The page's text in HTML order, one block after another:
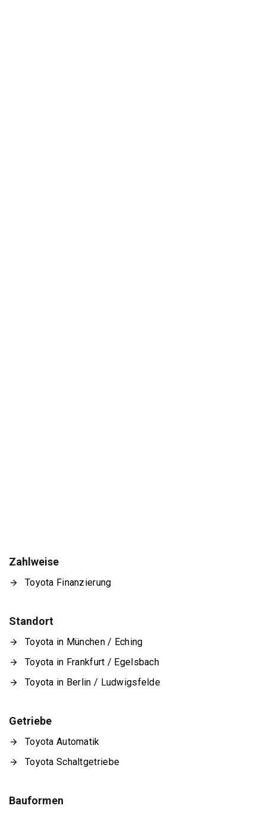
Zahlweise
Toyota Finanzierung
Standort
Toyota in München / Eching
Toyota in Frankfurt / Egelsbach
Toyota in Berlin / Ludwigsfelde
Getriebe
Toyota Automatik
Toyota Schaltgetriebe
Bauformen